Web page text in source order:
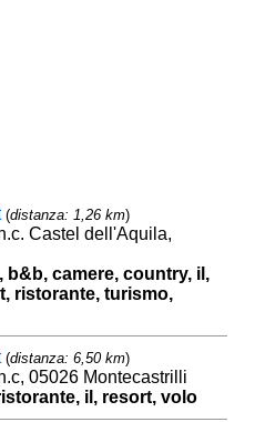
(distanza: 1,26 km)
Castel dell'Aquila,
camere, country, il,
ristorante, turismo,
(distanza: 6,50 km)
05026 Montecastrilli
il, resort, volo